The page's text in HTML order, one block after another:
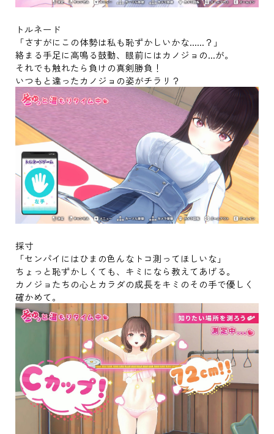
トルネード
「さすがにこの体勢は私も恥ずかしいかな......？」
絡まる手足に高鳴る鼓動、眼前にはカノジョの...が。
それでも触れたら負けの真剣勝負！
いつもと違ったカノジョの姿がチラリ？
採寸
「センパイにはひまの色んなトコ測ってほしいな」
ちょっと恥ずかしくても、キミになら教えてあげる。
カノジョたちの心とカラダの成長をキミのその手で優しく
確かめて。